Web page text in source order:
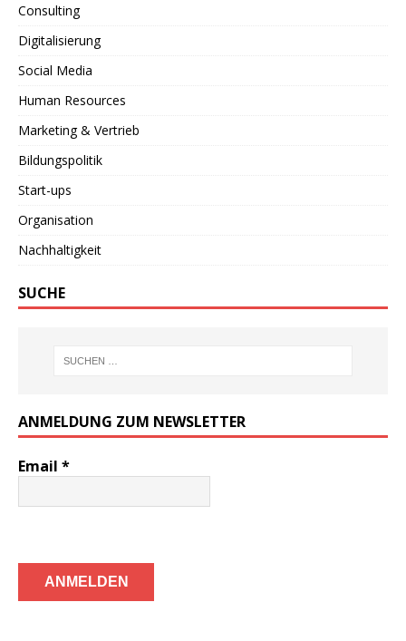
Consulting
Digitalisierung
Social Media
Human Resources
Marketing & Vertrieb
Bildungspolitik
Start-ups
Organisation
Nachhaltigkeit
SUCHE
ANMELDUNG ZUM NEWSLETTER
Email *